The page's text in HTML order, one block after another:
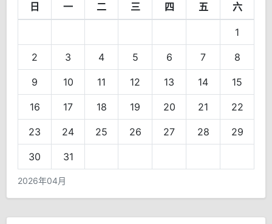
日 一 二 三 四 五 六
1
2 3 4 5 6 7 8
9 10 11 12 13 14 15
16 17 18 19 20 21 22
23 24 25 26 27 28 29
30 31
2026年04月